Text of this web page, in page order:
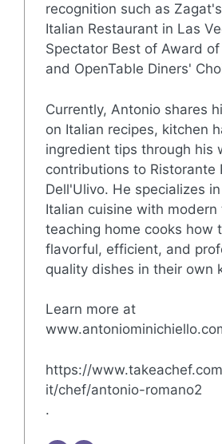
recognition such as
Italian Restaurant in Las
Spectator Best of Award of
and OpenTable Diners'
Currently, Antonio shares
on Italian recipes, kitchen
ingredient tips through his
contributions to Ristorante
Dell'Ulivo. He specializes
Italian cuisine with modern
teaching home cooks how
flavorful, efficient, and
quality dishes in their own
Learn more at
https://
it/chef/antonio-romano2
.